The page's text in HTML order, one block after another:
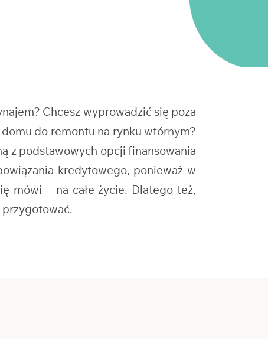
Chcesz wyprowadzić się poza
do remontu na rynku wtórnym?
z podstawowych opcji finansowania
kredytowego, ponieważ w
mówi – na całe życie. Dlatego też,